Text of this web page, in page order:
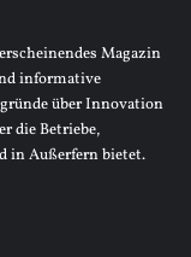
Magazin
informative
über Innovation
die Betriebe,
in Außerfern bietet.